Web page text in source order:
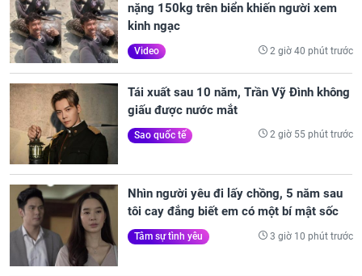
nặng 150kg trên biển khiến người xem
kinh ngạc
Video 2 giờ 40 phút trước
Tái xuất sau 10 năm, Trần Vỹ Đình không
giấu được nước mắt
Sao quốc tế 2 giờ 55 phút trước
Nhìn người yêu đi lấy chồng, 5 năm sau
tôi cay đắng biết em có một bí mật sốc
Tâm sự tình yêu 3 giờ 10 phút trước